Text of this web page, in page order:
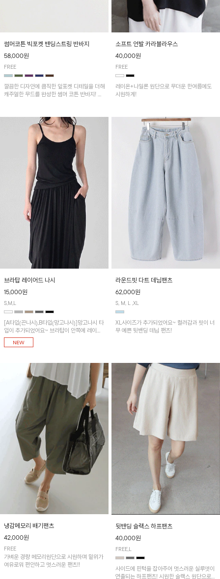
썸머코튼 빅포켓 밴딩스트링 반바지
58,000원
FREE
깔끔한 디자인에 큼직한 앞포켓 디테일을 더해
캐주얼한 무드를 완성한 썸머 코튼 반바지! 허
일리 하게 활용하기 좋아요~
소프트 언발 카라블라우스
40,000원
FREE
레이온+나일론 원단으로 무더운 한여름에도
시원하게!
브라탑 레이어드 나시
15,000원
S,M,L
[A타입(끈나시),B타입(망고나시)]망고나시 타
입이 추가되었어요~ 브라탑이 안쪽에 레이어
드 되어 실용적인 나시!
라운드핏 다트 데님팬츠
62,000원
S, M, L ,XL
XL사이즈가 추가되었어요~ 컬러감과 핏이 너
무 예쁜 뒷밴딩 데님 팬츠!
냉감메모리 배기팬츠
42,000원
FREE
가벼운 경량 메모리원단으로 시원하며 밑위가
여유로워 편안하고 멋스러운 팬츠!!
뒷밴딩 슬랙스 하프팬츠
40,000원
FREE,L
사이드에 핀턱을 잡아주어 멋스러운 실루엣이
연출되는 하프팬츠! 시원한 슬랙스 원단으로